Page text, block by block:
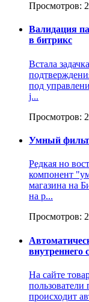
Просмотров:
Валидация
в битрикс
Встала
под
j...
Просмотров:
Умный
Редкая но
компонент
магазина на
на р...
Просмотров:
внутреннего
На сайте
происходит